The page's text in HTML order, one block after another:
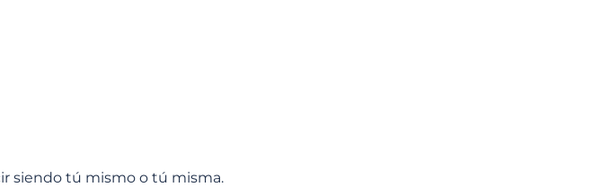
siendo tú mismo o tú misma.